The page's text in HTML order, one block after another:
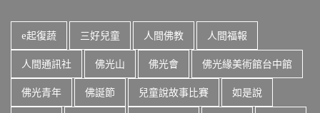
e起復蔬 三好兒童 人間佛教 人間福報
人間通訊社 佛光山 佛光會 佛光緣美術館台中館
佛光青年 佛誕節 兒童說故事比賽 如是說